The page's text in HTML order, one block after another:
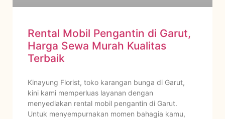
Rental Mobil Pengantin di Garut,
Harga Sewa Murah Kualitas
Terbaik
Kinayung Florist, toko karangan bunga di Garut,
kini kami memperluas layanan dengan
menyediakan rental mobil pengantin di Garut.
Untuk menyempurnakan momen bahagia kamu,